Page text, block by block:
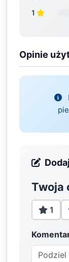
1
Opinie
Twoja
1